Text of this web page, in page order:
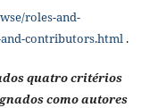
roles-and-
contributors.html.
quatro critérios
como autores